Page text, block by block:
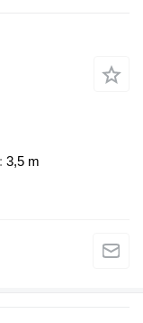
3,5 m